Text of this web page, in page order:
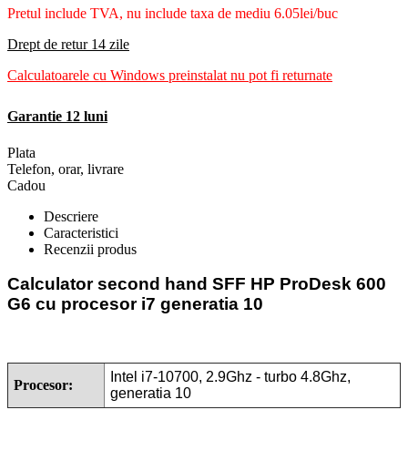
Pretul include TVA, nu include taxa de mediu 6.05lei/buc
Drept de retur 14 zile
Calculatoarele cu Windows preinstalat nu pot fi returnate
Garantie 12 luni
Plata
Telefon, orar, livrare
Cadou
Descriere
Caracteristici
Recenzii produs
Calculator second hand SFF HP ProDesk 600
G6 cu procesor i7 generatia 10
Procesor:
Intel i7-10700, 2.9Ghz - turbo 4.8Ghz,
generatia 10